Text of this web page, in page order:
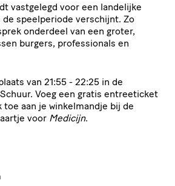
vastgelegd voor een landelijke
speelperiode verschijnt. Zo
onderdeel van een groter,
burgers, professionals en
van 21:55 - 22:25 in de
Voeg een gratis entreeticket
aan je winkelmandje bij de
voor Medicijn.